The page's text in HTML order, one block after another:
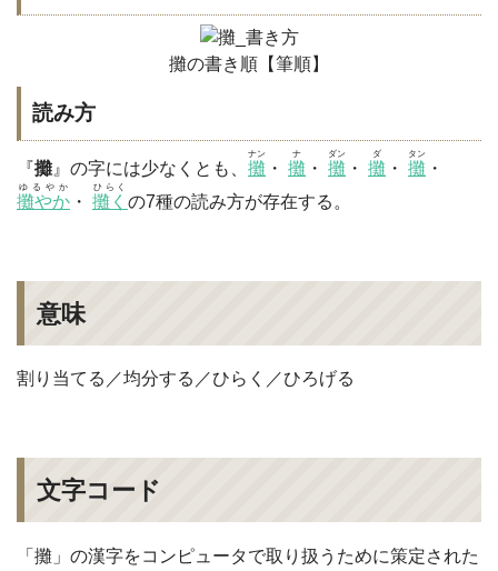
攤の書き順【筆順】
読み方
『攤』の字には少なくとも、 攤
ナン
・ 攤
ナ
・ 攤
ダン
・ 攤
ダ
・ 攤
タン
・
攤やか
ゆるやか
・ 攤く
ひらく
の7種の読み方が存在する。
意味
割り当てる／均分する／ひらく／ひろげる
文字コード
「攤」の漢字をコンピュータで取り扱うために策定された